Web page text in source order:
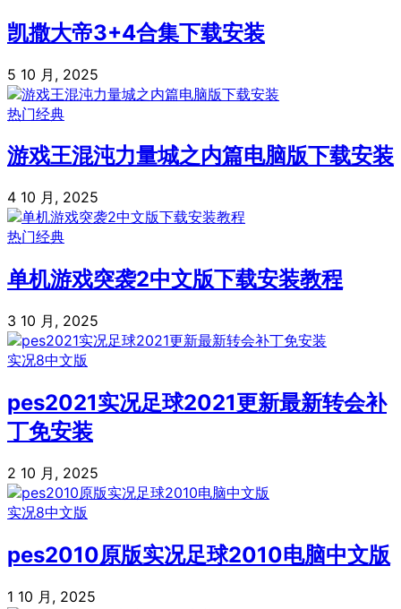
凯撒大帝3+4合集下载安装
5 10 月, 2025
热门经典
游戏王混沌力量城之内篇电脑版下载安装
4 10 月, 2025
热门经典
单机游戏突袭2中文版下载安装教程
3 10 月, 2025
实况8中文版
pes2021实况足球2021更新最新转会补
丁免安装
2 10 月, 2025
实况8中文版
pes2010原版实况足球2010电脑中文版
1 10 月, 2025